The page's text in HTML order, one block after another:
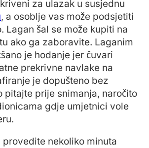
za ulazak u susjednu
, a osoblje vas može podsjetiti
Lagan šal se može kupiti na
ako ga zaboravite. Laganim
je hodanje jer čuvari
prekrivne navlake na
je dopušteno bez
pitajte prije snimanja, naročito
gdje umjetnici vole
provedite nekoliko minuta